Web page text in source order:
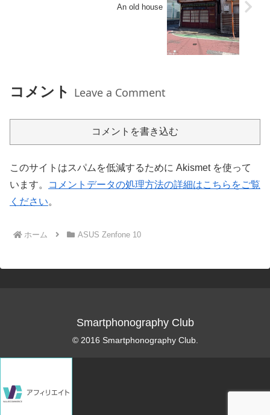
An old house
コメント Leave a Comment
コメントを書き込む
このサイトはスパムを低減するために Akismet を使って
います。
コメントデータの処理方法の詳細はこちらをご覧
ください。
ホーム ASUS Zenfone 10
Smartphonography Club
© 2016 Smartphonography Club.